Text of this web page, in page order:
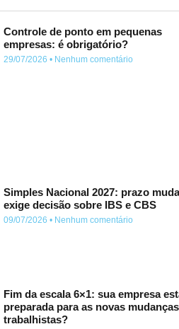
Controle de ponto em pequenas
empresas: é obrigatório?
29/07/2026 Nenhum comentário
Simples Nacional 2027: prazo
exige decisão sobre IBS e CBS
09/07/2026 Nenhum comentário
Fim da escala 6×1: sua empresa
preparada para as novas mudanças
trabalhistas?